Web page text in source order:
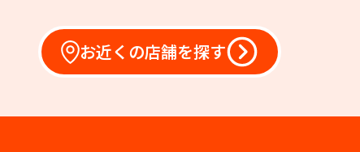
お近くの店舗を探す